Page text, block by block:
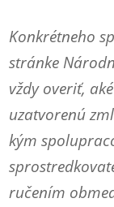
Konkrétneho
stránke
vždy overiť,
uzatvorenú
kým
ručením